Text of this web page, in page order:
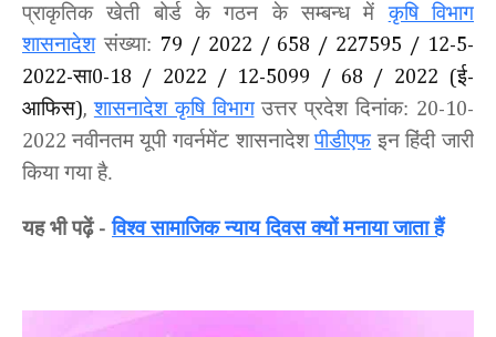
प्राकृतिक खेती बोर्ड के गठन के सम्बन्ध मेंकृषि विभाग
शासनादेशसंख्या: 79 / 2022 / 658 / 227595 / 12-5-
2022-सा0-18 / 2022 / 12-5099 / 68 / 2022 (ई-
आफिस),शासनादेश कृषि विभागउत्तर प्रदेश दिनांक: 20-10-
2022 नवीनतम यूपी गवर्नमेंट शासनादेशपीडीएफ इन हिंदी जारी
किया गया है.
यह भी पढ़ें - विश्व सामाजिक न्याय दिवस क्यों मनाया जाता हैं